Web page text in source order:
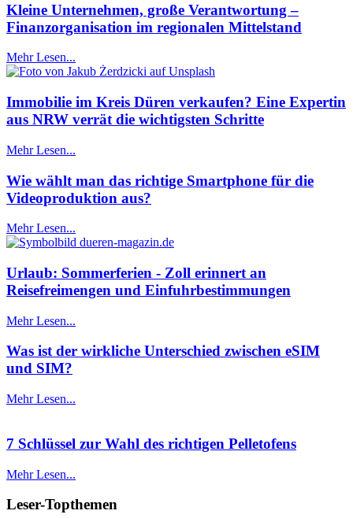
Kleine Unternehmen, große Verantwortung –
Finanzorganisation im regionalen Mittelstand
Mehr Lesen...
Immobilie im Kreis Düren verkaufen? Eine Expertin
aus NRW verrät die wichtigsten Schritte
Mehr Lesen...
Wie wählt man das richtige Smartphone für die
Videoproduktion aus?
Mehr Lesen...
Urlaub: Sommerferien - Zoll erinnert an
Reisefreimengen und Einfuhrbestimmungen
Mehr Lesen...
Was ist der wirkliche Unterschied zwischen eSIM
und SIM?
Mehr Lesen...
7 Schlüssel zur Wahl des richtigen Pelletofens
Mehr Lesen...
Leser-Topthemen